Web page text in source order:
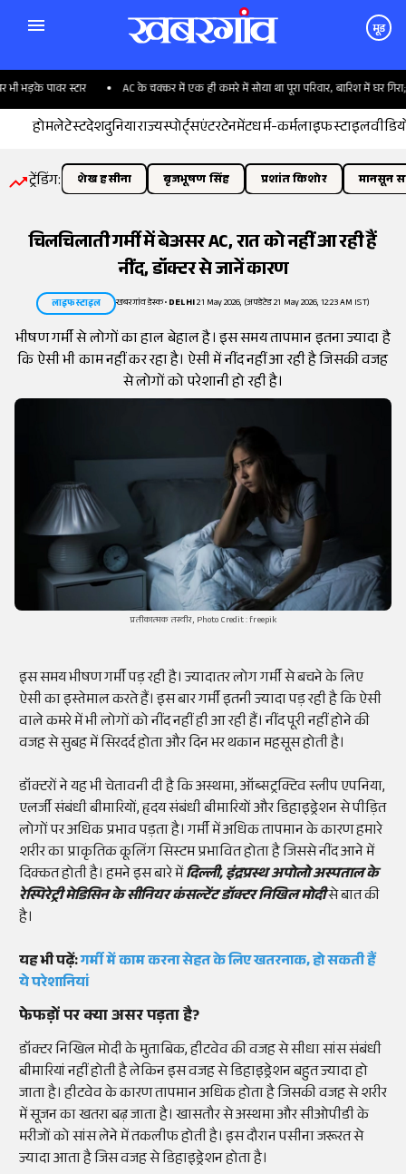
मूड
पावर स्टार AC के चक्कर में एक ही कमरे में सोया था पूरा परिवार, बारिश में घर गिरा; 6
होमलेटेस्टदेशदुनियाराज्यस्पोर्ट्सएंटरटेनमेंटधर्म-कर्मलाइफस्टाइल
ट्रेंडिंग: शेख हसीना बृजभूषण सिंह प्रशांत किशोर मानसून
चिलचिलाती गर्मी में बेअसर AC, रात को नहीं आ रही हैं
नींद, डॉक्टर से जानें कारण
लाइफस्टाइल खबरगांव डेस्क•DELHI21 May 2026, (अपडेटेड 21 May 2026, 12:23 AM IST)
भीषण गर्मी से लोगों का हाल बेहाल है। इस समय तापमान इतना ज्यादा है
कि ऐसी भी काम नहीं कर रहा है। ऐसी में नींद नहीं आ रही है जिसकी वजह
से लोगों को परेशानी हो रही है।
प्रतीकात्मक तस्वीर, Photo Credit : freepik
इस समय भीषण गर्मी पड़ रही है। ज्यादातर लोग गर्मी से बचने के लिए
ऐसी का इस्तेमाल करते हैं। इस बार गर्मी इतनी ज्यादा पड़ रही है कि ऐसी
वाले कमरे में भी लोगों को नींद नहीं ही आ रही हैं। नींद पूरी नहीं होने की
वजह से सुबह में सिरदर्द होता और दिन भर थकान महसूस होती है।
डॉक्टरों ने यह भी चेतावनी दी है कि अस्थमा, ऑब्सट्रक्टिव स्लीप एपनिया,
एलर्जी संबंधी बीमारियों, हृदय संबंधी बीमारियों और डिहाइड्रेशन से पीड़ित
लोगों पर अधिक प्रभाव पड़ता है। गर्मी में अधिक तापमान के कारण हमारे
शरीर का प्राकृतिक कूलिंग सिस्टम प्रभावित होता है जिससे नींद आने में
दिक्कत होती है। हमने इस बारे मेंदिल्ली, इंद्रप्रस्थ अपोलो अस्पताल के
रेस्पिरेट्री मेडिसिन के सीनियर कंसल्टेंट डॉक्टर निखिल मोदीसे बात की
है।
यह भी पढ़ें:गर्मी में काम करना सेहत के लिए खतरनाक, हो सकती हैं
ये परेशानियां
फेफड़ों पर क्या असर पड़ता है?
डॉक्टर निखिल मोदी के मुताबिक, हीटवेव की वजह से सीधा सांस संबंधी
बीमारियां नहीं होती है लेकिन इस वजह से डिहाइड्रेशन बहुत ज्यादा हो
जाता है। हीटवेव के कारण तापमान अधिक होता है जिसकी वजह से शरीर
में सूजन का खतरा बढ़ जाता है। खासतौर से अस्थमा और सीओपीडी के
मरीजों को सांस लेने में तकलीफ होती है। इस दौरान पसीना जरूरत से
ज्यादा आता है जिस वजह से डिहाइड्रेशन होता है।